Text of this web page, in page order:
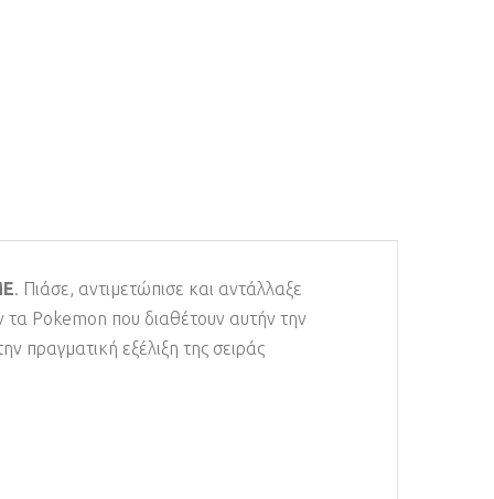
. Πιάσε, αντιμετώπισε και αντάλλαξε
τα Pokemon που διαθέτουν αυτήν την
πραγματική εξέλιξη της σειράς